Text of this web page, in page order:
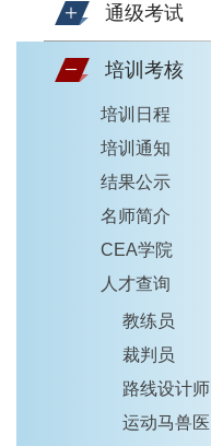
通级考试
培训考核
培训日程
培训通知
结果公示
名师简介
CEA学院
人才查询
教练员
裁判员
路线设计师
运动马兽医